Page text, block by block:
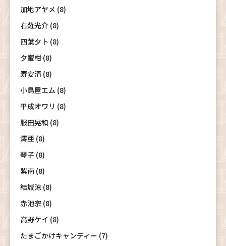
加地アヤメ (8)
右薙光介 (8)
四葉夕卜 (8)
夕蜜柑 (8)
寿安清 (8)
小鳥屋エム (8)
平成オワリ (8)
服田晃和 (8)
澪亜 (8)
琴子 (8)
紫南 (8)
結城涼 (8)
赤池宗 (8)
高野ケイ (8)
たまごかけキャンディー (7)